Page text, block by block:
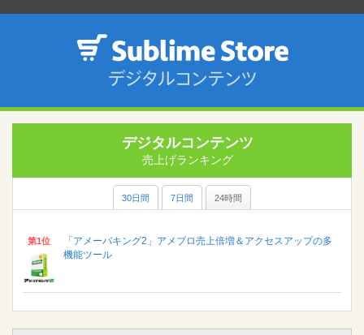
デジタルコンテンツ
売上げランキング
30日間 7日間 24時間
第1位
「アメーバキング2」アメブロ売上倍増＆アクセスアップの多
機能ツール